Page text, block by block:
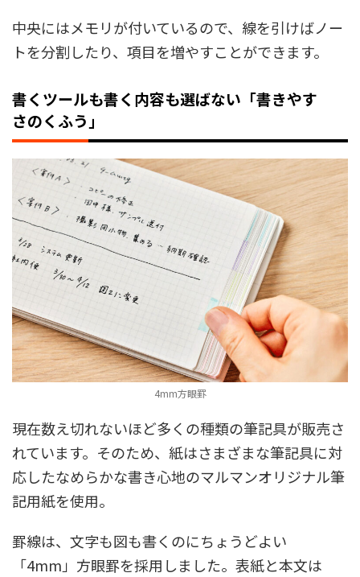
中央にはメモリが付いているので、線を引けばノー
トを分割したり、項目を増やすことができます。
書くツールも書く内容も選ばない「書きやす
さのくふう」
4mm方眼罫
現在数え切れないほど多くの種類の筆記具が販売さ
れています。そのため、紙はさまざまな筆記具に対
応したなめらかな書き心地のマルマンオリジナル筆
記用紙を使用。
罫線は、文字も図も書くのにちょうどよい
「4mm」方眼罫を採用しました。表紙と本文は